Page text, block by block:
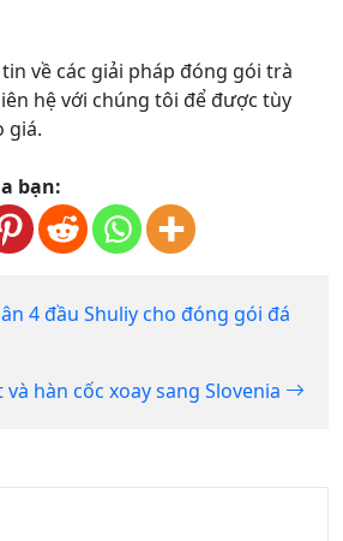
về các giải pháp đóng gói trà
hệ với chúng tôi để được tùy
giá.
bạn:
4 đầu Shuliy cho đóng gói đá
hàn cốc xoay sang Slovenia